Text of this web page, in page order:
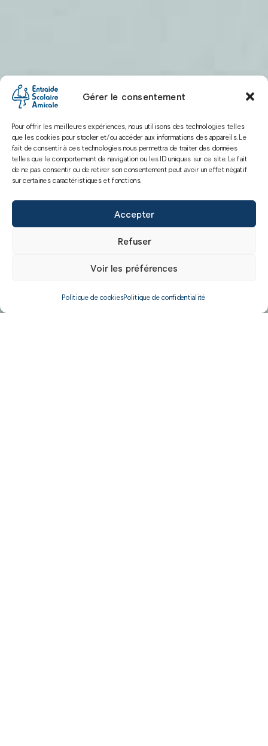
Gérer le consentement
Pour offrir les meilleures expériences, nous utilisons des technologies telles
que les cookies pour stocker et/ou accéder aux informations des appareils. Le
fait de consentir à ces technologies nous permettra de traiter des données
telles que le comportement de navigation ou les ID uniques sur ce site. Le fait
de ne pas consentir ou de retirer son consentement peut avoir un effet négatif
sur certaines caractéristiques et fonctions.
Accepter
Refuser
Voir les préférences
Politique de cookiesPolitique de confidentialité